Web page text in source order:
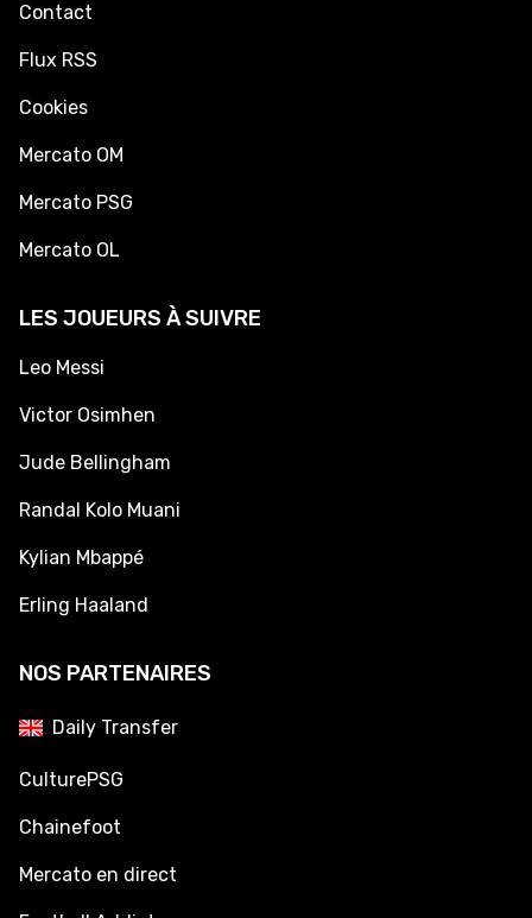
Contact
Flux RSS
Cookies
Mercato OM
Mercato PSG
Mercato OL
LES JOUEURS À SUIVRE
Leo Messi
Victor Osimhen
Jude Bellingham
Randal Kolo Muani
Kylian Mbappé
Erling Haaland
NOS PARTENAIRES
Daily Transfer
CulturePSG
Chainefoot
Mercato en direct